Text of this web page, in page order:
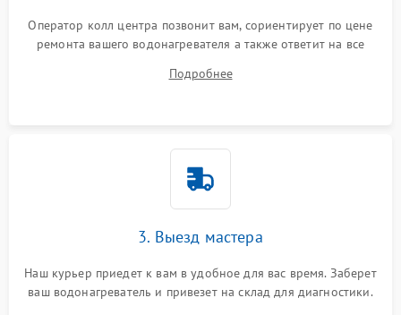
Оператор колл центра позвонит вам, сориентирует по цене
ремонта вашего водонагревателя а также ответит на все
Подробнее
3. Выезд мастера
Наш курьер приедет к вам в удобное для вас время. Заберет
ваш водонагреватель и привезет на склад для диагностики.